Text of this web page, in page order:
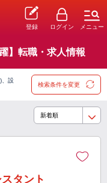
登録 ログイン メニュー
】転職・求人情報
、設
検索条件を変更
タント